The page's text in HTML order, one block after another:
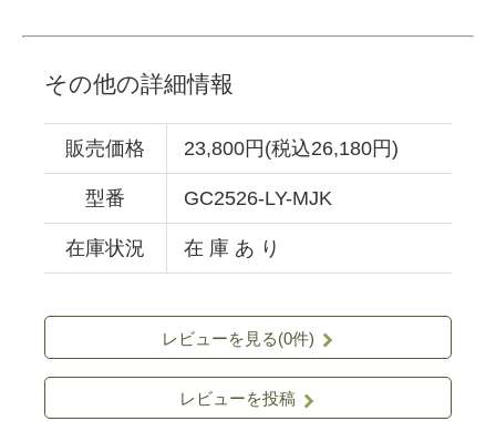
その他の詳細情報
販売価格 23,800円(税込26,180円)
型番 GC2526-LY-MJK
在庫状況 在 庫 あ り
レビューを見る(0件)
レビューを投稿